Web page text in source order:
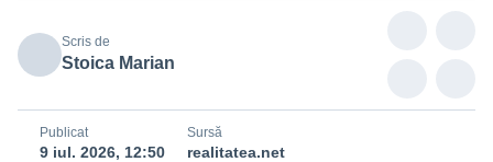
Scris de
Stoica Marian
Publicat
9 iul. 2026, 12:50
Sursă
realitatea.net